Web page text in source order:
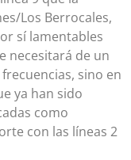
Los Berrocales,
sí lamentables
necesitará de un
sino en
ya han sido
como
con las líneas 2